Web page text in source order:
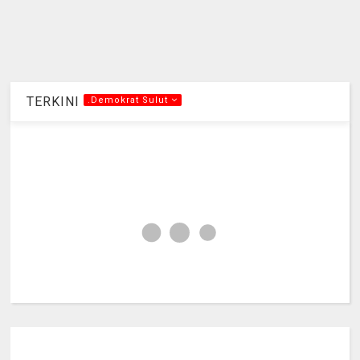
TERKINI .Demokrat Sulut